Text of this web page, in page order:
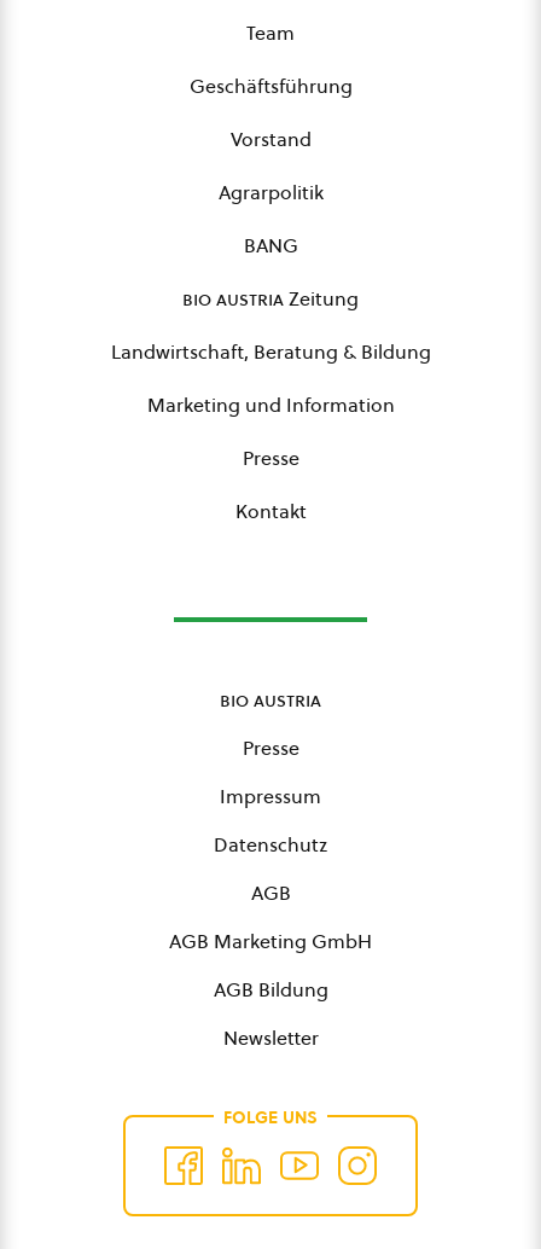
Team
Geschäftsführung
Vorstand
Agrarpolitik
BANG
bio austriaZeitung
Landwirtschaft, Beratung & Bildung
Marketing und Information
Presse
Kontakt
bio austria
Presse
Impressum
Datenschutz
AGB
AGB Marketing GmbH
AGB Bildung
Newsletter
FOLGE UNS